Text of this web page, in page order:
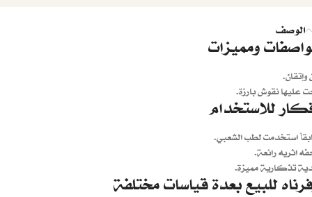
الوصف
ومميزات
وإتقان.
عليها نقوش بارزة.
للاستخدام
استخدمت لطب الشعبي.
اثريه رائعة.
تذكارية مميزة.
للبيع بعدة قياسات مختلفة